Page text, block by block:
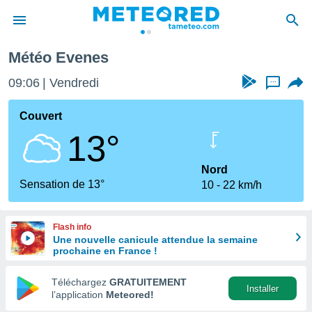
de
en
Météo Evenes
09:06 Vendredi ...
Couvert
13°
Sensation de 13°
Nord
10
22 km/h
Flash info
Une nouvelle canicule attendue la semaine
prochaine en France !
Téléchargez GRATUITEMENT
l’application Meteored!
Installer